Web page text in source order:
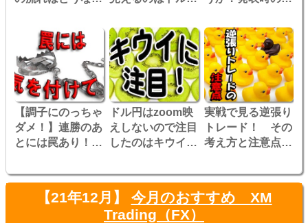
しょうか！
【調子にのっちゃ
ダメ！】連勝のあ
とには罠あり！う
に要注意！！
ドル円はzoom映
えしないので注目
したのはキウイで
実戦で見る逆張り
トレード！ その
考え方と注意点と
【21年12月】 今月のおすすめ XM
Trading（FX）